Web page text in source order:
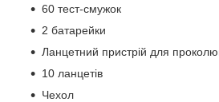
60 тест-смужок
2 батарейки
Ланцетний пристрій для
10 ланцетів
Чехол